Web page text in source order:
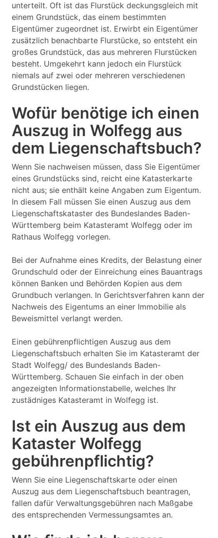
unterteilt. Oft ist das Flurstück deckungsgleich mit
einem Grundstück, das einem bestimmten
Eigentümer zugeordnet ist. Erwirbt ein Eigentümer
zusätzlich benachbarte Flurstücke, so entsteht ein
großes Grundstück, das aus mehreren Flurstücken
besteht. Umgekehrt kann jedoch ein Flurstück
niemals auf zwei oder mehreren verschiedenen
Grundstücken liegen.
Wofür benötige ich einen
Auszug in Wolfegg aus
dem Liegenschaftsbuch?
Wenn Sie nachweisen müssen, dass Sie Eigentümer
eines Grundstücks sind, reicht eine Katasterkarte
nicht aus; sie enthält keine Angaben zum Eigentum.
In diesem Fall müssen Sie einen Auszug aus dem
Liegenschaftskataster des Bundeslandes Baden-
Württemberg beim Katasteramt Wolfegg oder im
Rathaus Wolfegg vorlegen.
Bei der Aufnahme eines Kredits, der Belastung einer
Grundschuld oder der Einreichung eines Bauantrags
können Banken und Behörden Kopien aus dem
Grundbuch verlangen. In Gerichtsverfahren kann der
Nachweis des Eigentums an einer Immobilie als
Beweismittel verlangt werden.
Einen gebührenpflichtigen Auszug aus dem
Liegenschaftsbuch erhalten Sie im Katasteramt der
Stadt Wolfegg/ des Bundeslands Baden-
Württemberg. Schauen Sie einfach in der oben
angezeigten Informationstabelle, welches Ihr
zustädniges Katasteramt in Wolfegg ist.
Ist ein Auszug aus dem
Kataster Wolfegg
gebührenpflichtig?
Wenn Sie eine Liegenschaftskarte oder einen
Auszug aus dem Liegenschaftsbuch beantragen,
fallen dafür Verwaltungsgebühren nach Maßgabe
des entsprechenden Vermessungsamtes an.